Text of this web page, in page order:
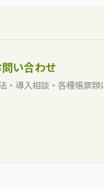
い合わせ
・導入相談・各種帳票類